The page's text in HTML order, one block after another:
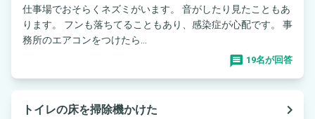
仕事場でおそらくネズミがいます。 音がしたり見たこともあ
ります。 フンも落ちてることもあり、感染症が心配です。 事
務所のエアコンをつけたら...
19名が回答
トイレの床を掃除機かけた
navigate_next